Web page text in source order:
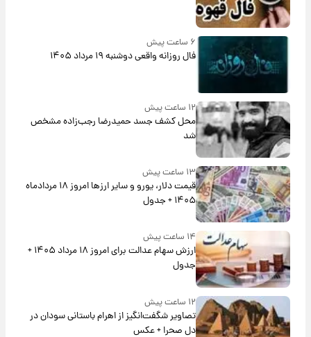
فال روزانه واقعی دوشنبه ۱۹ مرداد ۱۴۰۵
۱۲ ساعت پیش
محل کشف جسد حمیدرضا رجب‌زاده مشخص
شد
۱۳ ساعت پیش
قیمت دلار، یورو و سایر ارزها امروز ۱۸ مردادماه
۱۴۰۵ + جدول
۱۴ ساعت پیش
ارزش سهام عدالت برای امروز ۱۸ مرداد ۱۴۰۵ +
جدول
۱۲ ساعت پیش
تصاویر شگفت‌انگیز از اهرام باستانی سودان در
دل صحرا + عکس